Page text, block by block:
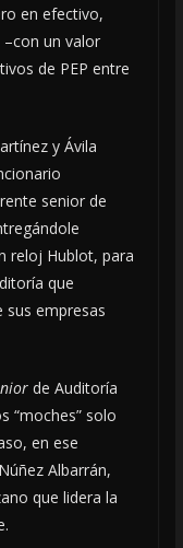
en efectivo,
un valor
de PEP entre
y Ávila
senior de
reloj Hublot, para
que
empresas
de Auditoría
“moches” solo
en ese
Albarrán,
que lidera la